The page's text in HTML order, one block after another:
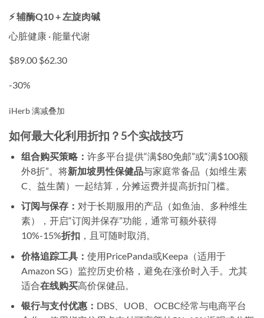
⚡ 辅酶Q10 + 左旋肉碱
心脏健康 · 能量代谢
$89.00 $62.30
-30%
iHerb 满减叠加
如何最大化利用折扣？5个实战技巧
组合购买策略： 许多平台提供“满$80免邮”或“满$100额
外8折”。将新加坡男性保健品与家庭常备品（如维生素
C、益生菌）一起结算，分摊运费并提高折扣门槛。
订阅与保存： 对于长期服用的产品（如鱼油、多种维生
素），开启“订阅并保存”功能，通常可额外获得
10%-15%折扣，且可随时取消。
价格追踪工具： 使用PricePanda或Keepa（适用于
Amazon SG）监控历史价格，避免在涨价时入手。尤其
适合在线购买高价保健品。
银行与支付优惠： DBS、UOB、OCBC经常与电商平台